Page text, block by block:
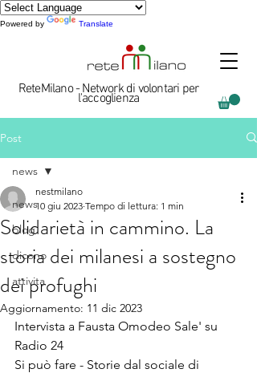
Powered by Translate
ReteMilano - Network di volontari per
l'accoglienza
Post
news
blog
dicono
attivita
news
Solidarietà in cammino. La
storia dei milanesi a sostegno
dei profughi
nestmilano
10 giu 2023 Tempo di lettura: 1 min
Aggiornamento: 11 dic 2023
Intervista a Fausta Omodeo Sale' su
Radio 24
Si può fare - Storie dal sociale di